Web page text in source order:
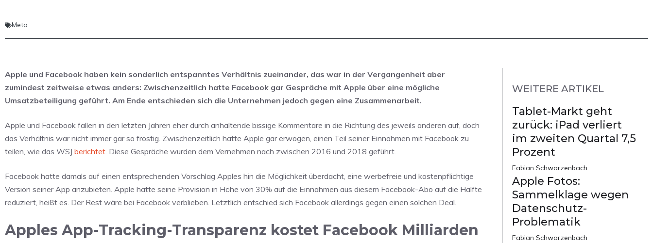
Meta
Apple und Facebook haben kein sonderlich entspanntes Verhältnis zueinander, das war in der Vergangenheit aber
zumindest zeitweise etwas anders: Zwischenzeitlich hatte Facebook gar Gespräche mit Apple über eine mögliche
Umsatzbeteiligung geführt. Am Ende entschieden sich die Unternehmen jedoch gegen eine Zusammenarbeit.
Apple und Facebook fallen in den letzten Jahren eher durch anhaltende bissige Kommentare in die Richtung des jeweils anderen auf, doch
das Verhältnis war nicht immer gar so frostig. Zwischenzeitlich hatte Apple gar erwogen, einen Teil seiner Einnahmen mit Facebook zu
teilen, wie das WSJ berichtet. Diese Gespräche wurden dem Vernehmen nach zwischen 2016 und 2018 geführt.
Facebook hatte damals auf einen entsprechenden Vorschlag Apples hin die Möglichkeit überdacht, eine werbefreie und kostenpflichtige
Version seiner App anzubieten. Apple hätte seine Provision in Höhe von 30% auf die Einnahmen aus diesem Facebook-Abo auf die Hälfte
reduziert, heißt es. Der Rest wäre bei Facebook verblieben. Letztlich entschied sich Facebook allerdings gegen einen solchen Deal.
Apples App-Tracking-Transparenz kostet Facebook Milliarden
WEITERE ARTIKEL
Tablet-Markt geht
zurück: iPad verliert
im zweiten Quartal 7,5
Prozent
Fabian Schwarzenbach
Apple Fotos:
Sammelklage wegen
Datenschutz-
Problematik
Fabian Schwarzenbach